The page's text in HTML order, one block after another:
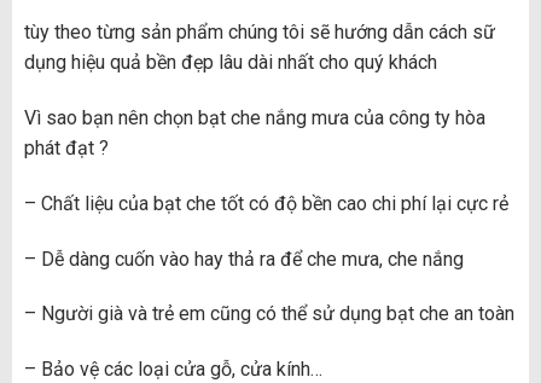
tùy theo từng sản phẩm chúng tôi sẽ hướng dẫn cách sữ
dụng hiệu quả bền đẹp lâu dài nhất cho quý khách
Vì sao bạn nên chọn bạt che nắng mưa của công ty hòa
phát đạt ?
– Chất liệu của bạt che tốt có độ bền cao chi phí lại cực rẻ
– Dễ dàng cuốn vào hay thả ra để che mưa, che nắng
– Người già và trẻ em cũng có thể sử dụng bạt che an toàn
– Bảo vệ các loại cửa gỗ, cửa kính…